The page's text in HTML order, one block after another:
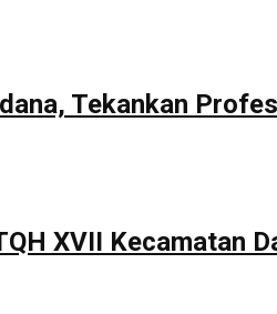
Tekankan
XVII Kecamatan